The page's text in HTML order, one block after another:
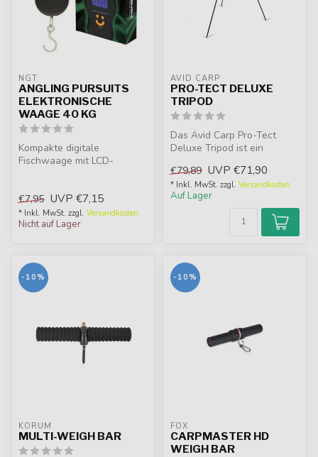
NGT
ANGLING PURSUITS
ELEKTRONISCHE
WAAGE 40 KG
Kompakte digitale
Fischwaage mit LCD-
€7,95 UVP €7,15
* Inkl. MwSt. zzgl. Versandkosten
Nicht auf Lager
AVID CARP
PRO-TECT DELUXE
TRIPOD
Das Avid Carp Pro-Tect
Deluxe Tripod ist ein
verstärktes ...
€79,89 UVP €71,90
* Inkl. MwSt. zzgl. Versandkosten
Auf Lager
-10%
KORUM
MULTI-WEIGH BAR
-10%
FOX
CARPMASTER HD
WEIGH BAR